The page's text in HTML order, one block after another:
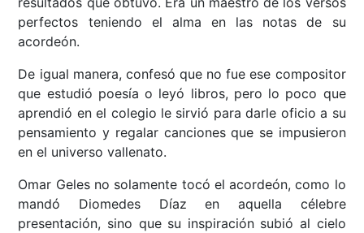
perfectos teniendo el alma en las notas de su
acordeón.
De igual manera, confesó que no fue ese compositor
que estudió poesía o leyó libros, pero lo poco que
aprendió en el colegio le sirvió para darle oficio a su
pensamiento y regalar canciones que se impusieron
en el universo vallenato.
Omar Geles no solamente tocó el acordeón, como lo
mandó Diomedes Díaz en aquella célebre
presentación, sino que su inspiración subió al cielo